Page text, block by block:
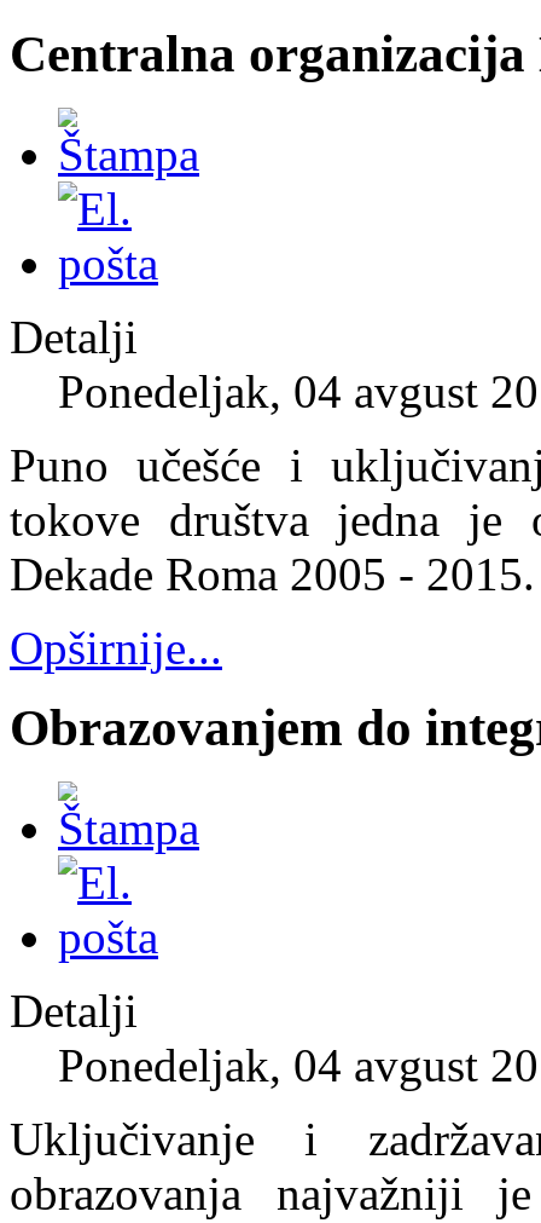
Centralna organizacija
Detalji
Ponedeljak, 04 avgust
Puno učešće i
tokove društva jedna je
Dekade Roma 2005 - 2015.
Opširnije...
Obrazovanjem do
Detalji
Ponedeljak, 04 avgust
Uključivanje i
obrazovanja najvažniji